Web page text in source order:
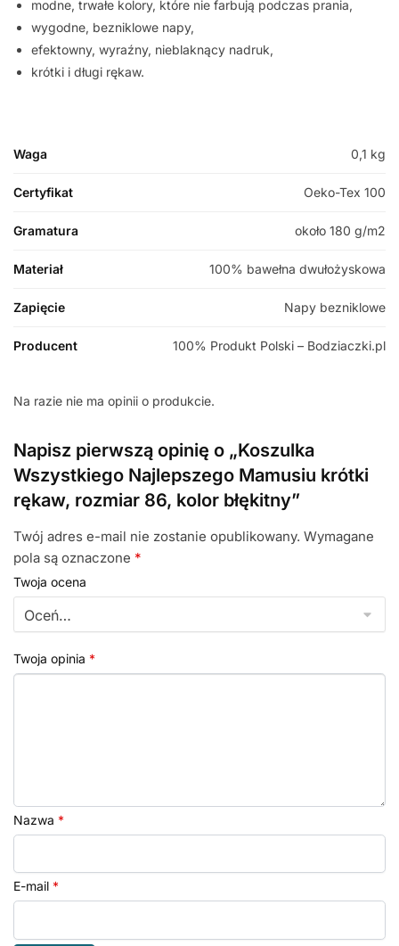
modne, trwałe kolory, które nie farbują podczas prania,
wygodne, bezniklowe napy,
efektowny, wyraźny, nieblaknący nadruk,
krótki i długi rękaw.
Waga 0,1 kg
Certyfikat Oeko-Tex 100
Gramatura około 180 g/m2
Materiał 100% bawełna dwułożyskowa
Zapięcie Napy bezniklowe
Producent 100% Produkt Polski – Bodziaczki.pl
Na razie nie ma opinii o produkcie.
Napisz pierwszą opinię o „Koszulka
Wszystkiego Najlepszego Mamusiu krótki
rękaw, rozmiar 86, kolor błękitny”
Twój adres e-mail nie zostanie opublikowany. Wymagane
pola są oznaczone *
Twoja ocena
Twoja opinia *
Nazwa *
E-mail *